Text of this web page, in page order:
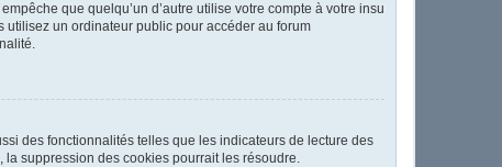
que quelqu’un d’autre utilise votre compte à votre insu
utilisez un ordinateur public pour accéder au forum
des fonctionnalités telles que les indicateurs de lecture des
suppression des cookies pourrait les résoudre.